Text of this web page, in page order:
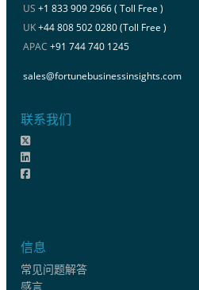
US +1 833 909 2966 ( Toll Free )
UK+44 808 502 0280 (Toll Free )
APAC +91 744 740 1245
sales@fortunebusinessinsights.com
联系我们
信息
常见问题解答
感言